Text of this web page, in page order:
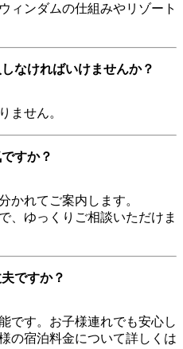
ィンダムの仕組みやリゾート
なければいけませんか？
ません。
すか？
かれてご案内します。
、ゆっくりご相談いただけま
ですか？
です。お子様連れでも安心し
の宿泊料金について詳しくは